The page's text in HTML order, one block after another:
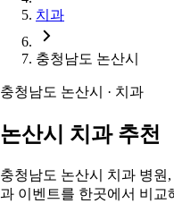
치과
충청남도 논산시
충청남도 논산시 · 치과
논산시 치과 추천
충청남도 논산시 치과 병원
과 이벤트를 한곳에서 비교